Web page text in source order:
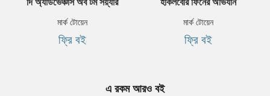
মার্ক টোয়েন
ফ্রি বই
মার্ক টোয়েন
ফ্রি বই
এ রকম আরও বই